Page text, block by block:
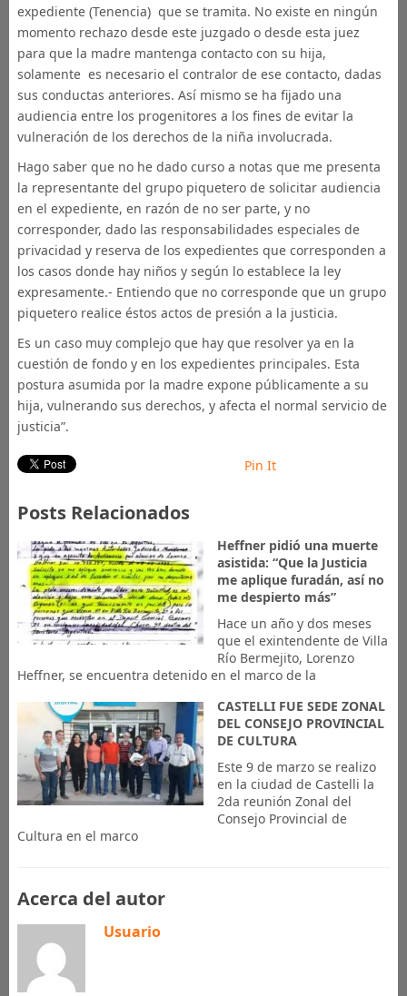
expediente (Tenencia) que se tramita. No existe en ningún
momento rechazo desde este juzgado o desde esta juez
para que la madre mantenga contacto con su hija,
solamente es necesario el contralor de ese contacto, dadas
sus conductas anteriores. Así mismo se ha fijado una
audiencia entre los progenitores a los fines de evitar la
vulneración de los derechos de la niña involucrada.
Hago saber que no he dado curso a notas que me presenta
la representante del grupo piquetero de solicitar audiencia
en el expediente, en razón de no ser parte, y no
corresponder, dado las responsabilidades especiales de
privacidad y reserva de los expedientes que corresponden a
los casos donde hay niños y según lo establece la ley
expresamente.- Entiendo que no corresponde que un grupo
piquetero realice éstos actos de presión a la justicia.
Es un caso muy complejo que hay que resolver ya en la
cuestión de fondo y en los expedientes principales. Esta
postura asumida por la madre expone públicamente a su
hija, vulnerando sus derechos, y afecta el normal servicio de
justicia”.
Pin It
Posts Relacionados
Heffner pidió una muerte
asistida: “Que la Justicia
me aplique furadán, así no
me despierto más”
Hace un año y dos meses
que el exintendente de Villa
Río Bermejito, Lorenzo
Heffner, se encuentra detenido en el marco de la
CASTELLI FUE SEDE ZONAL
DEL CONSEJO PROVINCIAL
DE CULTURA
Este 9 de marzo se realizo
en la ciudad de Castelli la
2da reunión Zonal del
Consejo Provincial de
Cultura en el marco
Acerca del autor
Usuario